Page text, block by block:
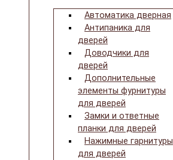
Автоматика дверная
Антипаника для
дверей
Доводчики для
дверей
Дополнительные
элементы фурнитуры
для дверей
Замки и ответные
планки для дверей
Нажимные гарнитуры
для дверей